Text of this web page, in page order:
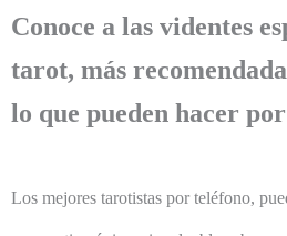
Conoce a las videntes
tarot, más
lo que pueden hacer
Los mejores tarotistas por teléfono,